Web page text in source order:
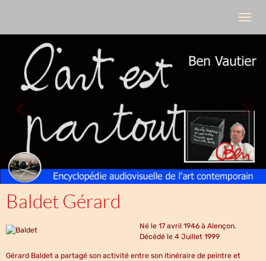
Baldet Gérard
Né le 17 avril 1946 à Alençon.
Décédé le 4 Juillet 1999
Gérard Baldet a partagé son activité entre son itinéraire de peintre et